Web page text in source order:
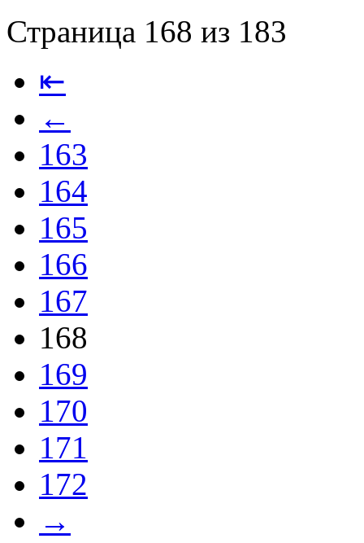
Страница 168 из 183
⇤
←
163
164
165
166
167
168
169
170
171
172
→